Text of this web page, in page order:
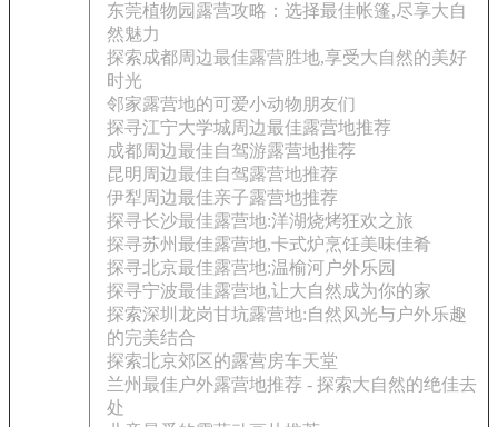
东莞植物园露营攻略：选择最佳帐篷,尽享大自
然魅力
探索成都周边最佳露营胜地,享受大自然的美好
时光
邻家露营地的可爱小动物朋友们
探寻江宁大学城周边最佳露营地推荐
成都周边最佳自驾游露营地推荐
昆明周边最佳自驾露营地推荐
伊犁周边最佳亲子露营地推荐
探寻长沙最佳露营地:洋湖烧烤狂欢之旅
探寻苏州最佳露营地,卡式炉烹饪美味佳肴
探寻北京最佳露营地:温榆河户外乐园
探寻宁波最佳露营地,让大自然成为你的家
探索深圳龙岗甘坑露营地:自然风光与户外乐趣
的完美结合
探索北京郊区的露营房车天堂
兰州最佳户外露营地推荐 - 探索大自然的绝佳去
处